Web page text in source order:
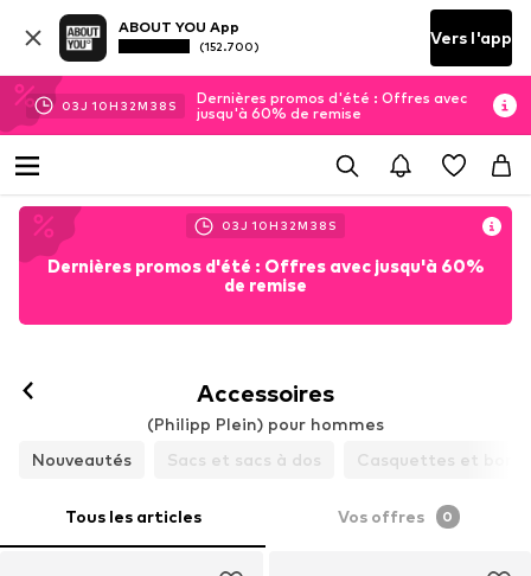
ABOUT YOU App
(152.700) Vers l'app
03J 10H 32M 38 S
Dernières promos d'été : Offres avec
jusqu'à 60% de remise
03J 10H 32M 38 S
Dernières promos d'été : Offres avec jusqu'à 60%
de remise
Accessoires
(Philipp Plein) pour hommes
Nouveautés
Sacs et sacs à dos Casquettes et
Tous les articles Vos offres 0